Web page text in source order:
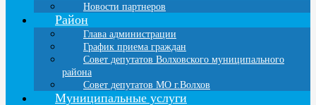
Новости партнеров
Район
Глава администрации
График приема граждан
Совет депутатов Волховского муниципального
района
Совет депутатов МО г.Волхов
Муниципальные услуги